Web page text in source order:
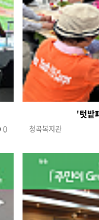
0
'텃밭
청곡복지관